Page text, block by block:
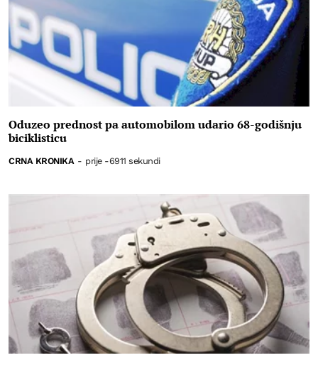
Oduzeo prednost pa automobilom udario 68-godišnju
biciklisticu
CRNA KRONIKA - prije -6911 sekundi